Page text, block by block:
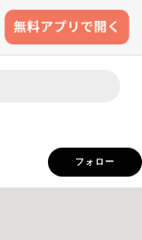
フォロー